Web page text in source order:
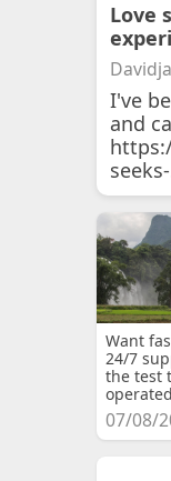
Love
I've
and
Want
24/7
the test
07/08/